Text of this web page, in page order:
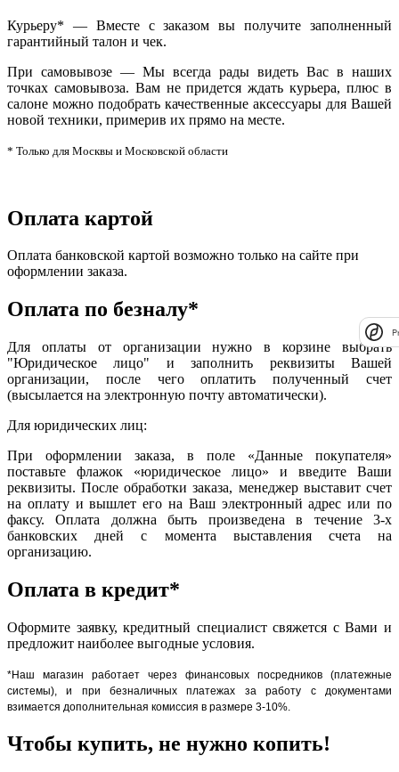
Курьеру* — Вместе с заказом вы получите заполненный
гарантийный талон и чек.
При самовывозе — Мы всегда рады видеть Вас в наших
точках самовывоза. Вам не придется ждать курьера, плюс в
салоне можно подобрать качественные аксессуары для Вашей
новой техники, примерив их прямо на месте.
* Только для Москвы и Московской области
Оплата картой
Оплата банковской картой возможно только на сайте при
оформлении заказа.
Оплата по безналу*
Для оплаты от организации нужно в корзине выбрать
"Юридическое лицо" и заполнить реквизиты Вашей
организации, после чего оплатить полученный счет
(высылается на электронную почту автоматически).
Для юридических лиц:
При оформлении заказа, в поле «Данные покупателя»
поставьте флажок «юридическое лицо» и введите Ваши
реквизиты. После обработки заказа, менеджер выставит счет
на оплату и вышлет его на Ваш электронный адрес или по
факсу. Оплата должна быть произведена в течение 3-х
банковских дней с момента выставления счета на
организацию.
Оплата в кредит*
Оформите заявку, кредитный специалист свяжется с Вами и
предложит наиболее выгодные условия.
*Наш магазин работает через финансовых посредников (платежные
системы), и при безналичных платежах за работу с документами
взимается дополнительная комиссия в размере 3-10%.
Чтобы купить, не нужно копить!